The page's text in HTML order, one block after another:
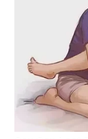
WN
KALTARA
KALSEL